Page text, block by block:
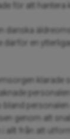
för att hantera
danska
en
klarade
bland
genom att
allt från att